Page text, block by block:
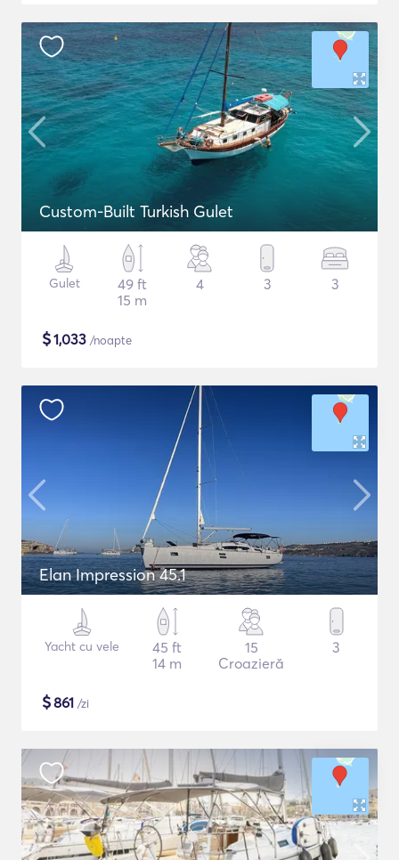
Custom-Built Turkish Gulet
Gulet
49 ft
15 m
4 3 3
$1,033 /noapte
Elan Impression 45.1
Yacht cu vele
45 ft
14 m
15
Croazieră
3
$861 /zi